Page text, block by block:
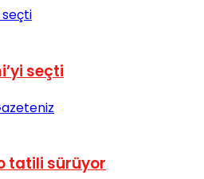
seçti
tatili sürüyor